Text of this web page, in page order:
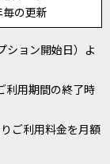
毎の更新
ション開始日）よ
利用期間の終了時
ご利用料金を月額